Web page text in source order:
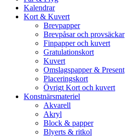
Kalendrar
Kort & Kuvert
Brevpapper
Brevpåsar och provsäckar
Finpapper och kuvert
Gratulationskort
Kuvert
Omslagspapper & Present
Placeringskort
Övrigt Kort och kuvert
Konstnärsmateriel
Akvarell
Akryl
Block & papper
Blyerts & ritkol